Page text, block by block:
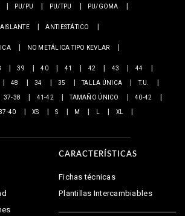
PU/PU PU/TPU PU/GOMA
AISLANTE ANTIESTÁTICO
NO METÁLICA TIPO KEVLAR
39 40 41 42 43
44
48 34 35 TALLA ÚNICA
T.U.
37-38 41-42 TAMAÑO ÚNICO
40-42
40 XS S M L XL
CARACTERÍSTICAS
Fichas técnicas
Plantillas Intercambiables